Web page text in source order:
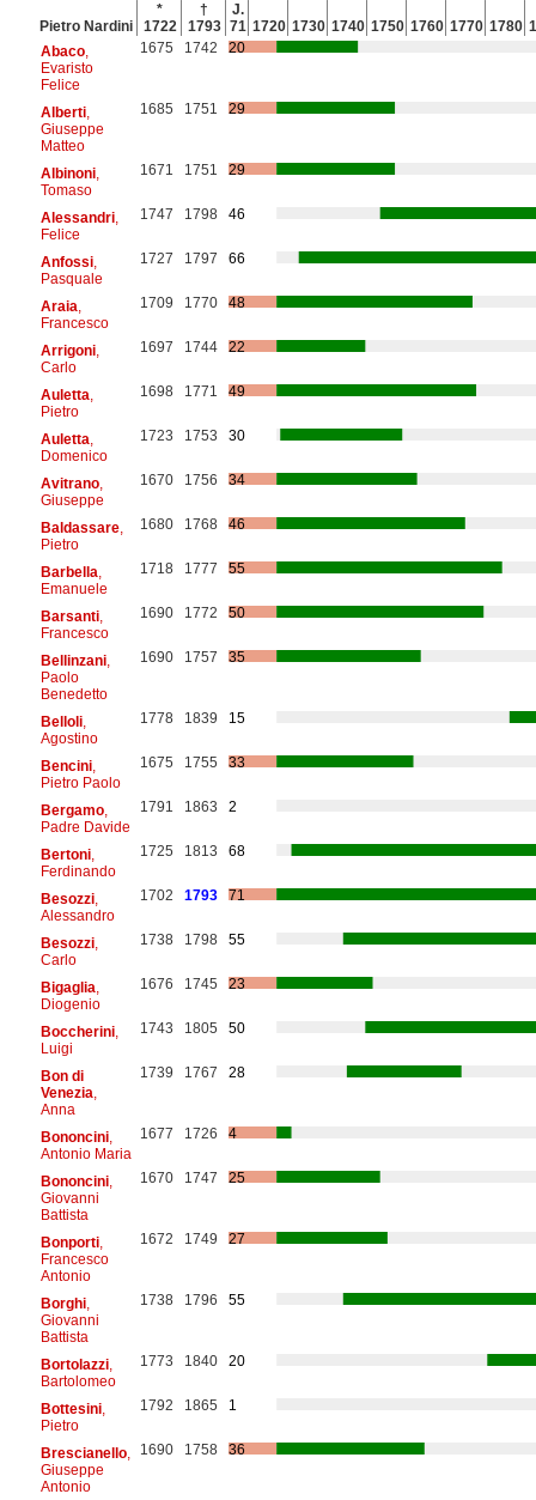
Pietro Nardini
*
1722
†
1793
J.
71 1720 1730 1740 1750 1760 1770 1780
Abaco,
Evaristo
Felice
1675 1742 20
Alberti,
Giuseppe
Matteo
1685 1751 29
Albinoni,
Tomaso
1671 1751 29
Alessandri,
Felice
1747 1798 46
Anfossi,
Pasquale
1727 1797 66
Araia
Francesco
1709 1770 48
Arrigoni,
Carlo
1697 1744 22
Auletta
Pietro
1698 1771 49
Auletta
Domenico
1723 1753 30
Avitrano,
Giuseppe
1670 1756 34
Baldassare,
Pietro
1680 1768 46
Barbella
Emanuele
1718 1777 55
Barsanti,
Francesco
1690 1772 50
Bellinzani,
Paolo
Benedetto
1690 1757 35
Belloli,
Agostino
1778 1839 15
Bencini,
Pietro Paolo
1675 1755 33
Bergamo,
Padre Davide
1791 1863 2
Bertoni,
Ferdinando
1725 1813 68
Besozzi,
Alessandro
1702 1793 71
Besozzi,
Carlo
1738 1798 55
Bigaglia
Diogenio
1676 1745 23
Boccherini,
Luigi
1743 1805 50
Bon di
Venezia
Anna
1739 1767 28
Bononcini,
Antonio Maria
1677 1726 4
Bononcini,
Giovanni
Battista
1670 1747 25
Bonporti,
Francesco
Antonio
1672 1749 27
Borghi,
Giovanni
Battista
1738 1796 55
Bortolazzi,
Bartolomeo
1773 1840 20
Bottesini,
Pietro
1792 1865 1
Brescianello,
Giuseppe
Antonio
1690 1758 36